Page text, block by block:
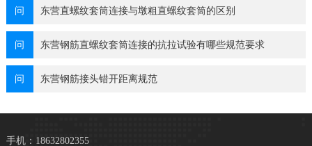
问 东营直螺纹套筒连接与墩粗直螺纹套筒的区别
问 东营钢筋直螺纹套筒连接的抗拉试验有哪些规范要求
问 东营钢筋接头错开距离规范
手机：18632802355